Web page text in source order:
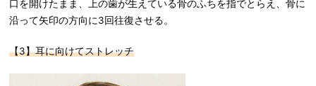
口を開けたまま、上の歯が生えている骨のふちを指でとらえ、骨に
沿って矢印の方向に3回往復させる。
【3】耳に向けてストレッチ